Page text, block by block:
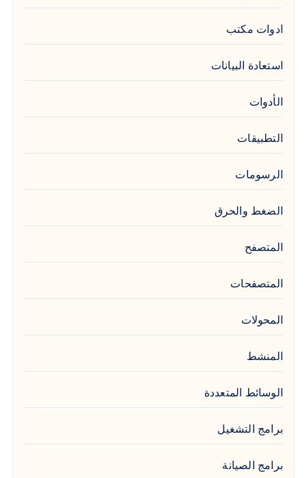
ادوات مكتب
استعادة البيانات
الأدوات
التطبيقات
الرسومات
الضغط والحرق
المتصفح
المتصفحات
المحولات
المنشط
الوسائط المتعددة
برامج التشغيل
برامج الصيانة